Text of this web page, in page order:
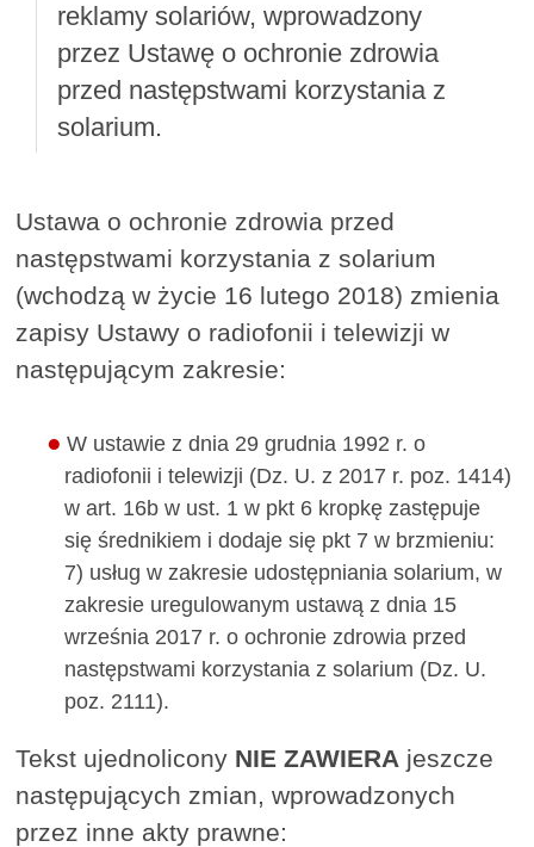
reklamy solariów, wprowadzony
przez Ustawę o ochronie zdrowia
przed następstwami korzystania z
solarium.
Ustawa o ochronie zdrowia przed
następstwami korzystania z solarium
(wchodzą w życie 16 lutego 2018) zmienia
zapisy Ustawy o radiofonii i telewizji w
następującym zakresie:
W ustawie z dnia 29 grudnia 1992 r. o
radiofonii i telewizji (Dz. U. z 2017 r. poz. 1414)
w art. 16b w ust. 1 w pkt 6 kropkę zastępuje
się średnikiem i dodaje się pkt 7 w brzmieniu:
7) usług w zakresie udostępniania solarium, w
zakresie uregulowanym ustawą z dnia 15
września 2017 r. o ochronie zdrowia przed
następstwami korzystania z solarium (Dz. U.
poz. 2111).
Tekst ujednolicony NIE ZAWIERA jeszcze
następujących zmian, wprowadzonych
przez inne akty prawne: